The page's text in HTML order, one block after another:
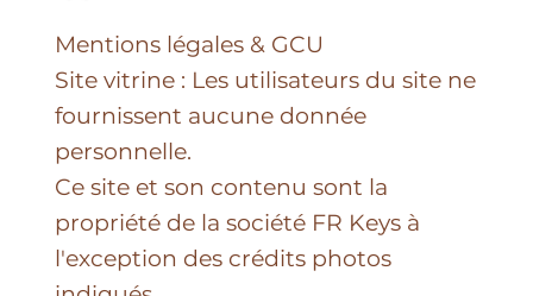
Mentions légales & GCU
Site vitrine : Les utilisateurs du site ne
fournissent aucune donnée
personnelle.
Ce site et son contenu sont la
propriété de la société FR Keys à
l'exception des crédits photos